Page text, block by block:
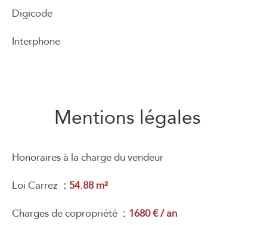
Digicode
Interphone
Mentions légales
Honoraires à la charge du vendeur
Loi Carrez
54.88 m²
Charges de copropriété
1680 € / an